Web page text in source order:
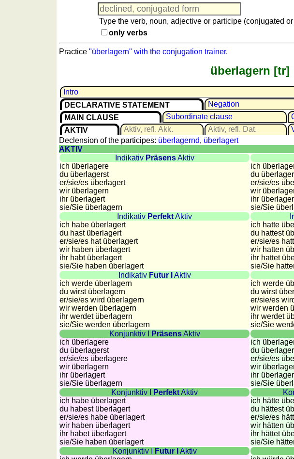
converters
vocabulary
Geography
Geography
Type the verb, noun, adjective or participe (conjugated
only verbs
Practice "überlagern" with the conjugation trainer.
überlagern [tr]
Intro
DECLARATIVE STATEMENT
Negation
MAIN CLAUSE
Subordinate clause
AKTIV
Aktiv, refl. Akk. Aktiv, refl. Dat.
Declension of the participes: überlagernd, überlagert
AKTIV
Indikativ PräsensAktiv
ich überlagere
du überlagerst
er/sie/es überlagert
wir überlagern
ihr überlagert
sie/Sie überlagern
ich
du
er/sie/es
wir
ihr
sie/Sie
Indikativ PerfektAktiv
ich habe überlagert
du hast überlagert
er/sie/es hat überlagert
wir haben überlagert
ihr habt überlagert
sie/Sie haben überlagert
ich hatte
du hattest
er/sie/es
wir hatten
ihr hattet
sie/Sie
Indikativ Futur I
Aktiv
ich werde überlagern
du wirst überlagern
er/sie/es wird überlagern
wir werden überlagern
ihr werdet überlagern
sie/Sie werden überlagern
ich werde
du wirst
er/sie/es
wir werden
ihr werdet
sie/Sie
Konjunktiv I
PräsensAktiv
ich überlagere
du überlagerst
er/sie/es überlagere
wir überlagern
ihr überlagert
sie/Sie überlagern
ich
du
er/sie/es
wir
ihr
sie/Sie
Konjunktiv I
PerfektAktiv
ich habe überlagert
du habest überlagert
er/sie/es habe überlagert
wir haben überlagert
ihr habet überlagert
sie/Sie haben überlagert
ich hätte
du hättest
er/sie/es
wir hätten
ihr hättet
sie/Sie
Konjunktiv I
Futur I
Aktiv